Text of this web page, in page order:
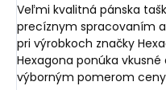
Veľmi kvalitná pánska
precíznym spracovaním
pri výrobkoch značky
Hexagona ponúka
výborným pomerom